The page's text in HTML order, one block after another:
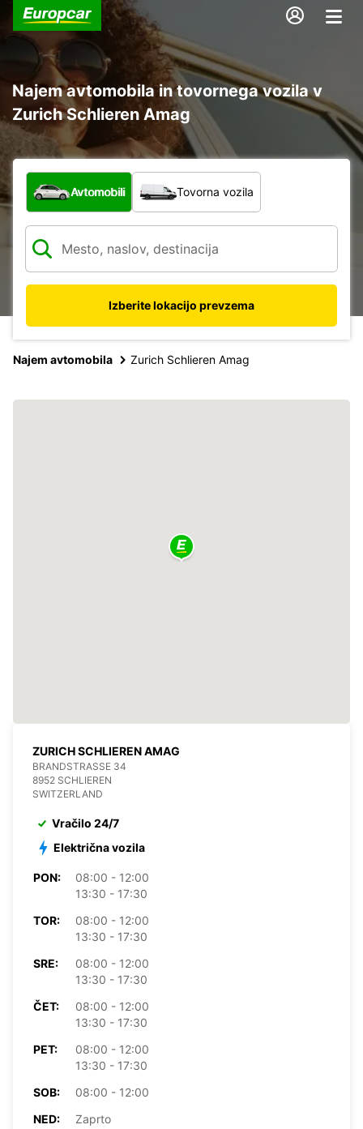
Najem avtomobila in tovornega vozila v
Zurich Schlieren Amag
Katera vrsta vozila?
Avtomobili Tovorna vozila
Izberite lokacijo prevzema
Najem avtomobila Zurich Schlieren Amag
ZURICH SCHLIEREN AMAG
BRANDSTRASSE 34
8952 SCHLIEREN
SWITZERLAND
Vračilo 24/7
Električna vozila
PON:
08:00 - 12:00
13:30 - 17:30
TOR:
08:00 - 12:00
13:30 - 17:30
SRE:
08:00 - 12:00
13:30 - 17:30
ČET:
08:00 - 12:00
13:30 - 17:30
PET:
08:00 - 12:00
13:30 - 17:30
SOB:
08:00 - 12:00
NED:
Zaprto